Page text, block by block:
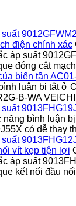
điện chính xác
áp suất
đóng cắt
biến tần
luận bị tắtở
B-WA VEICHI
năng bình luận
có dễ thay
vít kẹp tiện lợi
áp suất
kết nối đầu